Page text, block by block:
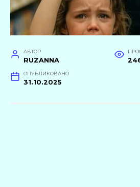
АВТОР
RUZANNA
ОПУБЛИКОВАНО
31.10.2025